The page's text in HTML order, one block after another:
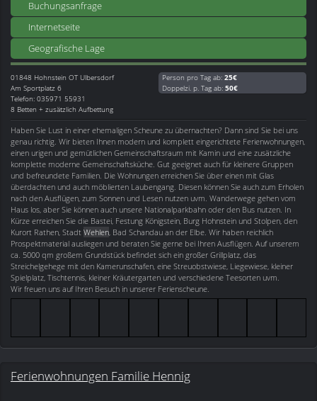
Buchungsanfrage
Internetseite
Geografische Lage
01848 Hohnstein OT Ulbersdorf
Am Sportplatz 6
Telefon: 035971 55931
8 Betten + zusätzlich Aufbettung
Person pro Tag ab: 25€
Doppelzi. p. Tag ab: 50€
Haben Sie Lust in einer ehemaligen Scheune zu übernachten? Dann sind Sie bei uns
genau richtig. Wir bieten Ihnen modern und komplett eingerichtete Ferienwohnungen,
einen urigen und gemütlichen Gemeinschaftsraum mit Kamin und eine zusätzliche
komplette moderne Gemeinschaftsküche. Gut geeignet auch für kleinere Gruppen
und befreundete Familien. Die Wohnungen erreichen Sie über einen mit Glas
überdachten und auch möblierten Laubengang. Diesen können Sie auch zum Erholen
nach den Ausflügen, zum Sonnen und Lesen nutzen uvm. Wanderwege gehen vom
Haus los, aber Sie können auch unsere Nationalparkbahn oder den Bus nutzen. In
Kürze erreichen Sie die Bastei, Festung Königstein, Burg Hohnstein und Stolpen, den
Kurort Rathen, Stadt Wehlen , Bad Schandau an der Elbe. Wir haben reichlich
Prospektmaterial ausliegen und beraten Sie gerne bei Ihren Ausflügen. Auf unserem
ca. 5000 qm großem Grundstück befindet sich ein großer Grillplatz, das
Streichelgehege mit den Kamerunschafen, eine Streuobstwiese, Liegewiese, kleiner
Spielplatz, Tischtennis, kleiner Kräutergarten und verschiedene Teesorten uvm.
Wir freuen uns auf Ihren Besuch in unserer Ferienscheune.
Ferienwohnungen Familie Hennig